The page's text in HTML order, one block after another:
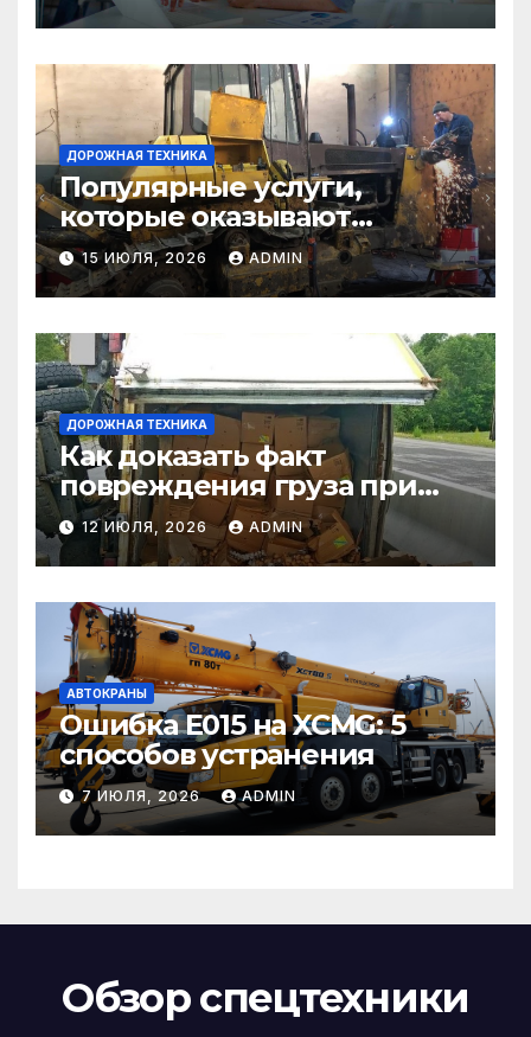
ДОРОЖНАЯ ТЕХНИКА
Популярные услуги,
которые оказывают
самосвалы в строительстве
и логистике
15 ИЮЛЯ, 2026 ADMIN
ДОРОЖНАЯ ТЕХНИКА
Как доказать факт
повреждения груза при
страховом случае
12 ИЮЛЯ, 2026 ADMIN
АВТОКРАНЫ
Ошибка E015 на XCMG: 5
способов устранения
7 ИЮЛЯ, 2026 ADMIN
Обзор спецтехники